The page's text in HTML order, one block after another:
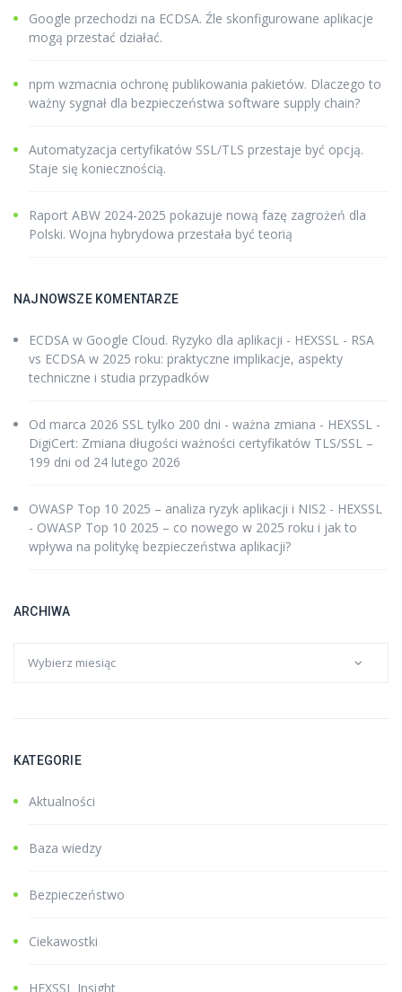
Google przechodzi na ECDSA. Źle skonfigurowane aplikacje
mogą przestać działać.
npm wzmacnia ochronę publikowania pakietów. Dlaczego to
ważny sygnał dla bezpieczeństwa software supply chain?
Automatyzacja certyfikatów SSL/TLS przestaje być opcją.
Staje się koniecznością.
Raport ABW 2024-2025 pokazuje nową fazę zagrożeń dla
Polski. Wojna hybrydowa przestała być teorią
NAJNOWSZE KOMENTARZE
ECDSA w Google Cloud. Ryzyko dla aplikacji - HEXSSL - RSA
vs ECDSA w 2025 roku: praktyczne implikacje, aspekty
techniczne i studia przypadków
Od marca 2026 SSL tylko 200 dni - ważna zmiana - HEXSSL -
DigiCert: Zmiana długości ważności certyfikatów TLS/SSL –
199 dni od 24 lutego 2026
OWASP Top 10 2025 – analiza ryzyk aplikacji i NIS2 - HEXSSL
- OWASP Top 10 2025 – co nowego w 2025 roku i jak to
wpływa na politykę bezpieczeństwa aplikacji?
ARCHIWA
KATEGORIE
Aktualności
Baza wiedzy
Bezpieczeństwo
Ciekawostki
HEXSSL Insight